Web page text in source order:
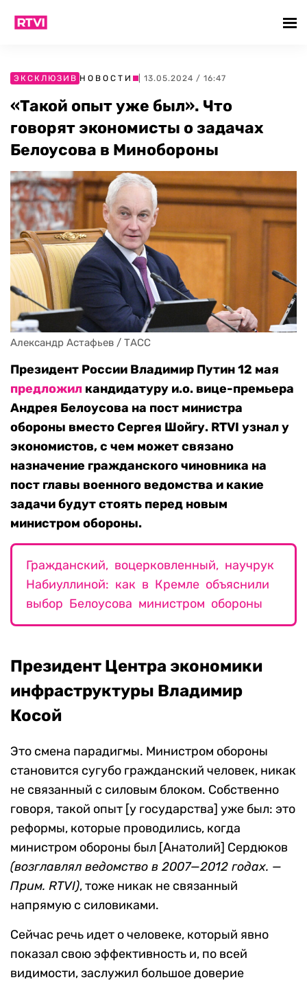
ЭКСКЛЮЗИВ НОВОСТИ | 13.05.2024 / 16:47
«Такой опыт уже был». Что
говорят экономисты о задачах
Белоусова в Минобороны
Александр Астафьев / ТАСС
Президент России Владимир Путин 12 мая
предложил кандидатуру и.о. вице-премьера
Андрея Белоусова на пост министра
обороны вместо Сергея Шойгу. RTVI узнал у
экономистов, с чем может связано
назначение гражданского чиновника на
пост главы военного ведомства и какие
задачи будут стоять перед новым
министром обороны.
Гражданский, воцерковленный, научрук
Набиуллиной: как в Кремле объяснили
выбор Белоусова министром обороны
Президент Центра экономики
инфраструктуры Владимир
Косой
Это смена парадигмы. Министром обороны
становится сугубо гражданский человек, никак
не связанный с силовым блоком. Собственно
говоря, такой опыт [у государства] уже был: это
реформы, которые проводились, когда
министром обороны был [Анатолий] Сердюков
(возглавлял ведомство в 2007—2012 годах. —
Прим. RTVI), тоже никак не связанный
напрямую с силовиками.
Сейчас речь идет о человеке, который явно
показал свою эффективность и, по всей
видимости, заслужил большое доверие